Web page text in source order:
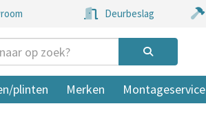
Deurbeslag
plinten Merken Montageservice